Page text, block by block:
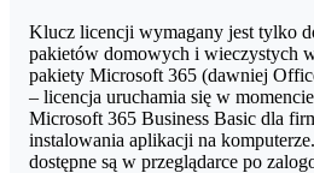
ponownie kupić pakiet zawierający
Dodatkowo pakiet Office kupiony
z usług dostępnych w usłudze
aplikacji online dostępnych w
Klucz licencji wymagany jest tylko
pakietów domowych i wieczystych
pakiety Microsoft 365 (dawniej
– licencja uruchamia się w
Microsoft 365 Business Basic dla
instalowania aplikacji na
dostępne są w przeglądarce po